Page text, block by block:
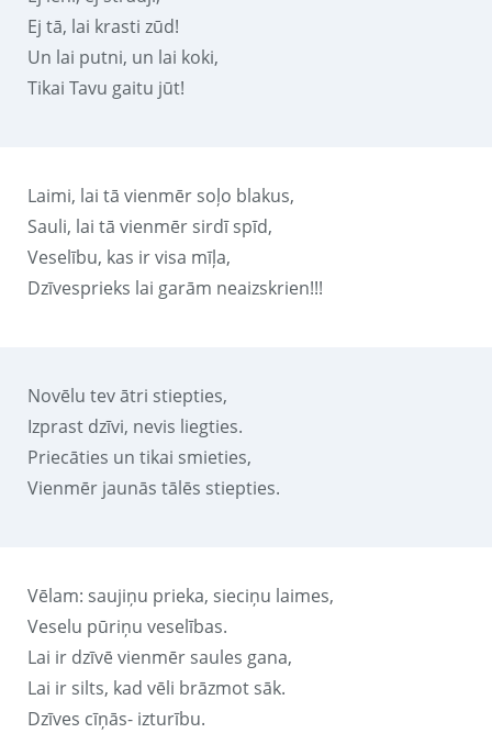
Ej tā, lai krasti zūd!
Un lai putni, un lai koki,
Tikai Tavu gaitu jūt!
Laimi, lai tā vienmēr soļo blakus,
Sauli, lai tā vienmēr sirdī spīd,
Veselību, kas ir visa mīļa,
Dzīvesprieks lai garām neaizskrien!!!
Novēlu tev ātri stiepties,
Izprast dzīvi, nevis liegties.
Priecāties un tikai smieties,
Vienmēr jaunās tālēs stiepties.
Vēlam: saujiņu prieka, sieciņu laimes,
Veselu pūriņu veselības.
Lai ir dzīvē vienmēr saules gana,
Lai ir silts, kad vēli brāzmot sāk.
Dzīves cīņās- izturību.